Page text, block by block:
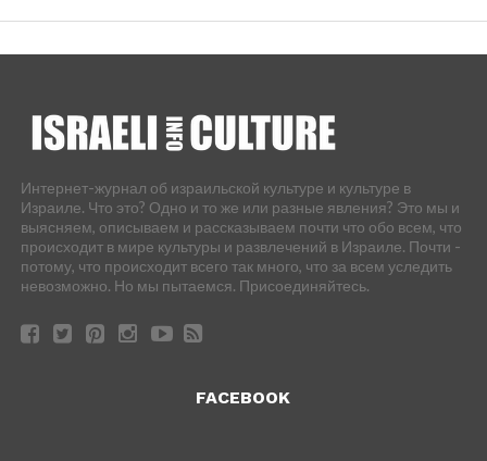
Интернет-журнал об израильской культуре и культуре в
Израиле. Что это? Одно и то же или разные явления? Это мы и
выясняем, описываем и рассказываем почти что обо всем, что
происходит в мире культуры и развлечений в Израиле. Почти -
потому, что происходит всего так много, что за всем уследить
невозможно. Но мы пытаемся. Присоединяйтесь.
FACEBOOK